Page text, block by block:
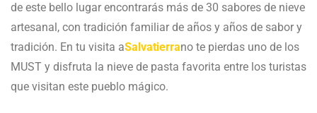
de este bello lugar encontrarás más de 30 sabores de nieve
artesanal, con tradición familiar de años y años de sabor y
tradición. En tu visita aSalvatierrano te pierdas uno de los
MUST y disfruta la nieve de pasta favorita entre los turistas
que visitan este pueblo mágico.